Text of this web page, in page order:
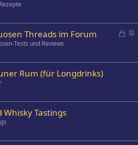
G
p
A
e
Threads im Forum
Tests und Reviews
Rum (für Longdrinks)
Tastings